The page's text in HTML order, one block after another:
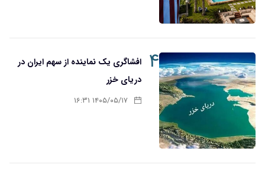
۴
افشاگری یک نماینده از سهم ایران در
دریای خزر
۱۴۰۵/۰۵/۱۷ ۱۶:۳۱